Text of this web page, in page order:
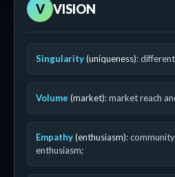
V VISION
Singularity(uniqueness):
Volume (market): market reach
Empathy(enthusiasm):
enthusiasm;